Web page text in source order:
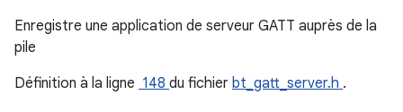
Enregistre une application de serveur GATT auprès de la
pile
Définition à la ligne 148 du fichier bt_gatt_server.h .